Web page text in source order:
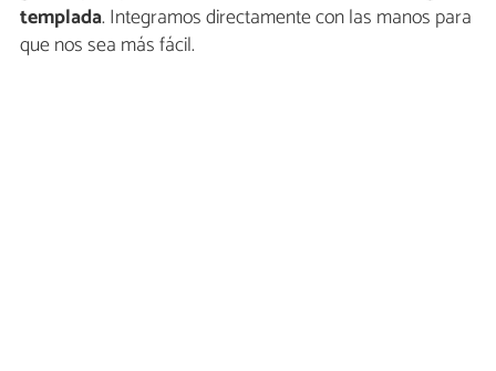
templada. Integramos directamente con las manos para
que nos sea más fácil.